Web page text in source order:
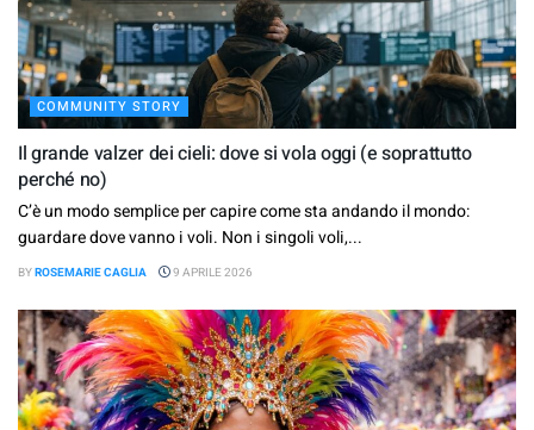
COMMUNITY STORY
Il grande valzer dei cieli: dove si vola oggi (e soprattutto
perché no)
C’è un modo semplice per capire come sta andando il mondo:
guardare dove vanno i voli. Non i singoli voli,...
BYROSEMARIE CAGLIA 9 APRILE 2026